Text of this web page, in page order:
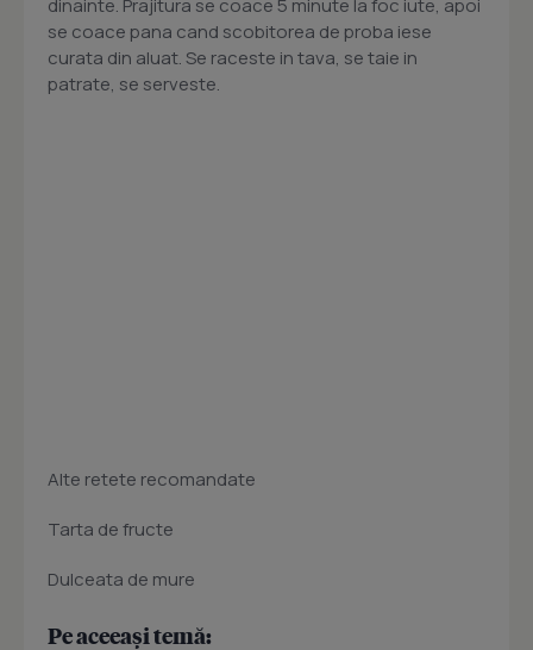
dinainte. Prajitura se coace 5 minute la foc iute, apoi
se coace pana cand scobitorea de proba iese
curata din aluat. Se raceste in tava, se taie in
patrate, se serveste.
Alte retete recomandate
Tarta de fructe
Dulceata de mure
Pe aceeași temă: